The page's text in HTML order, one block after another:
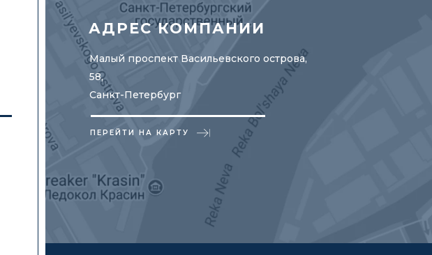
АДРЕС КОМПАНИИ
Малый проспект Васильевского острова,
58,
Санкт-Петербург
ПЕРЕЙТИ НА КАРТУ